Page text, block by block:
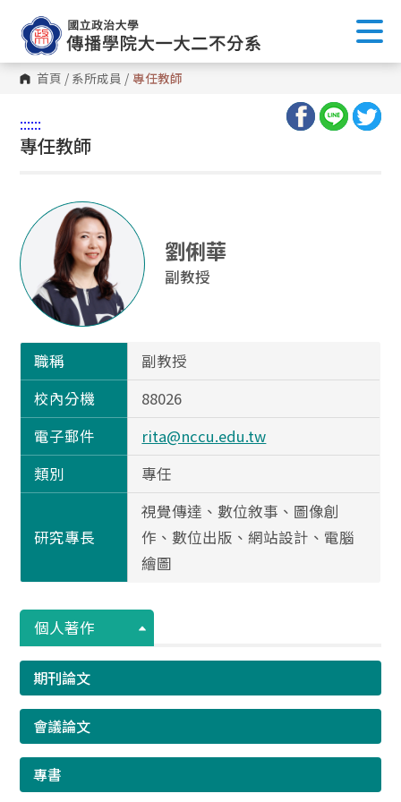
首頁 / 系所成員 / 專任教師
::::::
專任教師
劉俐華
副教授
職稱
副教授
校內分機
88026
電子郵件
rita@nccu.edu.tw
類別
專任
研究專長
視覺傳達、數位敘事、圖像創
作、數位出版、網站設計、電腦
繪圖
個人著作
期刊論文
會議論文
專書